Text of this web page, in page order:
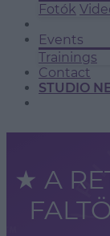
Fotók
Events
Trainings
Contact
STUDIO
★ A